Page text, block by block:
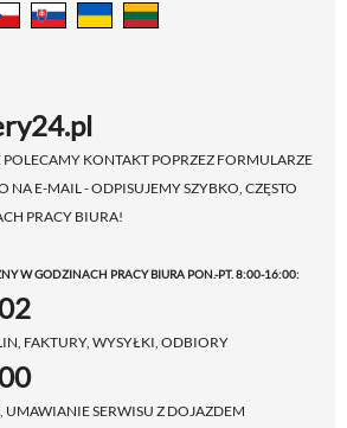
POLECAMY KONTAKT POPRZEZ FORMULARZE
NA E-MAIL - ODPISUJEMY SZYBKO, CZĘSTO
PRACY BIURA!
W GODZINACH PRACY BIURA PON.-PT. 8:00-16:00:
FAKTURY, WYSYŁKI, ODBIORY
UMAWIANIE SERWISU Z DOJAZDEM